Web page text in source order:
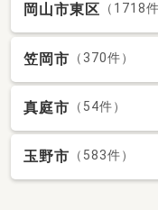
岡山市東区 （1718件
笠岡市 （370件）
真庭市 （54件）
玉野市 （583件）